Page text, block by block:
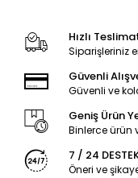
Hızlı
Siparişleriniz
Güvenli
Güvenli ve
Geniş Ürün
Binlerce ürün
7 / 24
Öneri ve